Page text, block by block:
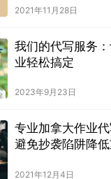
2021年11月28日
我们的代写服务
业轻松搞定
2023年9月23日
专业加拿大作业
避免抄袭陷阱降
2021年12月4日